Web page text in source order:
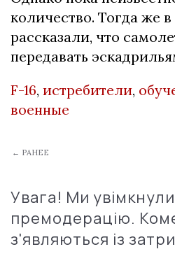
количество. Тогда же
рассказали, что
передавать
F-16, истребители,
военные
← РАНЕЕ
Увага! Ми увімкнули
премодерацію.
з'являються із